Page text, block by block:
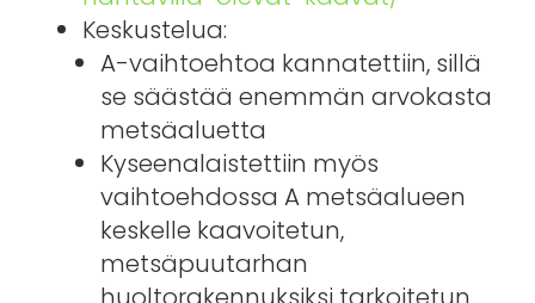
Keskustelua:
A-vaihtoehtoa kannatettiin, sillä
se säästää enemmän arvokasta
metsäaluetta
Kyseenalaistettiin myös
vaihtoehdossa A metsäalueen
keskelle kaavoitetun,
metsäpuutarhan